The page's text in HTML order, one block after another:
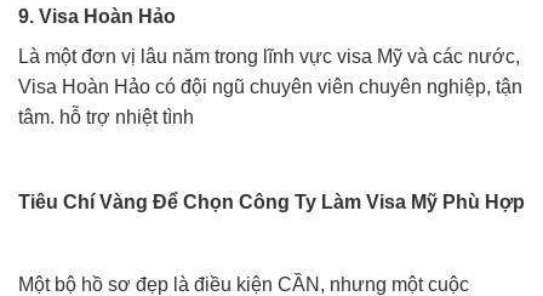
9. Visa Hoàn Hảo
Là một đơn vị lâu năm trong lĩnh vực visa Mỹ và các nước,
Visa Hoàn Hảo có đội ngũ chuyên viên chuyên nghiệp, tận
tâm. hỗ trợ nhiệt tình
Tiêu Chí Vàng Để Chọn Công Ty Làm Visa Mỹ Phù Hợp
Một bộ hồ sơ đẹp là điều kiện CẦN, nhưng một cuộc